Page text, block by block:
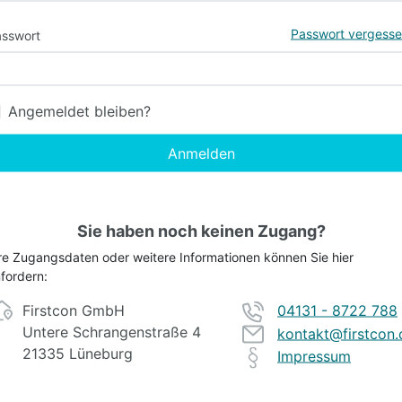
Passwort
Angemeldet bleiben?
Anmelden
Sie haben noch keinen Zugang?
Zugangsdaten oder weitere Informationen können Sie hier
Firstcon GmbH
Untere Schrangenstraße 4
21335 Lüneburg
04131 - 8722 788
Impressum